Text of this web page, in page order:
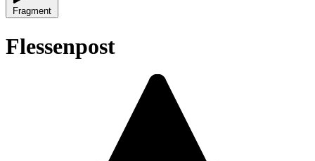
Fragment
Flessenpost